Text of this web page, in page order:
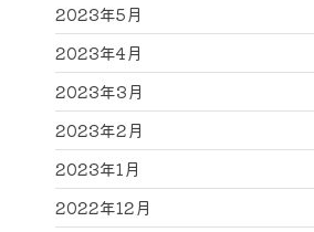
2023年5月
2023年4月
2023年3月
2023年2月
2023年1月
2022年12月